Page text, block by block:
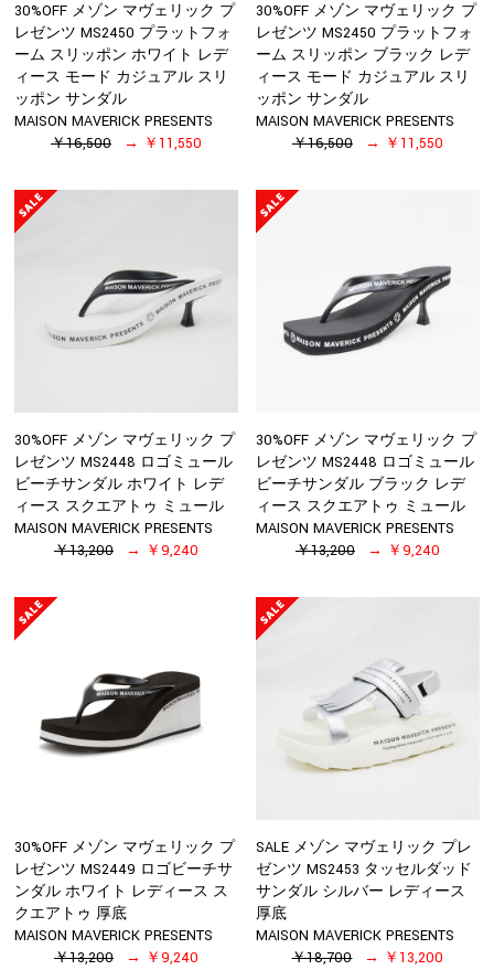
30%OFF メゾン マヴェリック プ
レゼンツ MS2450 プラットフォ
ーム スリッポン ホワイト レデ
ィース モード カジュアル スリ
ッポン サンダル
MAISON MAVERICK PRESENTS
￥16,500
￥11,550
30%OFF メゾン マヴェリック プ
レゼンツ MS2450 プラットフォ
ーム スリッポン ブラック レデ
ィース モード カジュアル スリ
ッポン サンダル
MAISON MAVERICK PRESENTS
￥16,500
￥11,550
30%OFF メゾン マヴェリック プ
レゼンツ MS2448 ロゴミュール
ビーチサンダル ホワイト レデ
ィース スクエアトゥ ミュール
MAISON MAVERICK PRESENTS
￥13,200
￥9,240
30%OFF メゾン マヴェリック プ
レゼンツ MS2448 ロゴミュール
ビーチサンダル ブラック レデ
ィース スクエアトゥ ミュール
MAISON MAVERICK PRESENTS
￥13,200
￥9,240
30%OFF メゾン マヴェリック プ
レゼンツ MS2449 ロゴビーチサ
ンダル ホワイト レディース ス
クエアトゥ 厚底
MAISON MAVERICK PRESENTS
￥13,200
￥9,240
SALE メゾン マヴェリック プレ
ゼンツ MS2453 タッセルダッド
サンダル シルバー レディース
厚底
MAISON MAVERICK PRESENTS
￥18,700
￥13,200